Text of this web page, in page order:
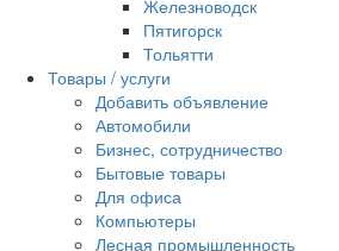
Железноводск
Пятигорск
Тольятти
Товары / услуги
Добавить объявление
Автомобили
Бизнес, сотрудничество
Бытовые товары
Для офиса
Компьютеры
Лесная промышленность